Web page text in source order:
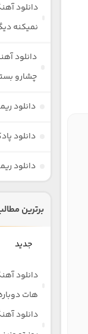
دانلود
نمیکنه
دانلود
چشارو
دانلود
دانلود
دانلود
برترین
جدید
دانلود
هات
دانلود